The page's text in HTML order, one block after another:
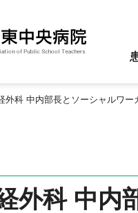
外科 中内部長とソーシャルワー
外科 中内